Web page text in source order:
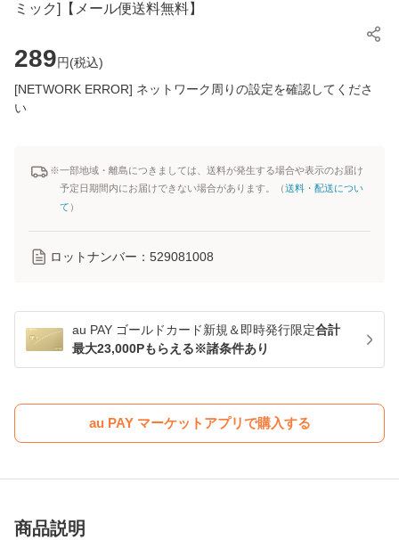
ミック]【メール便送料無料】
289円(税込)
[NETWORK ERROR] ネットワーク周りの設定を確認してくださ
い
※一部地域・離島につきましては、送料が発生する場合や表示のお届け
予定日期間内にお届けできない場合があります。（送料・配送につい
て ）
ロットナンバー： 529081008
au PAY ゴールドカード新規＆即時発行限定合計
最大23,000Pもらえる※諸条件あり
au PAY マーケットアプリで購入する
商品説明